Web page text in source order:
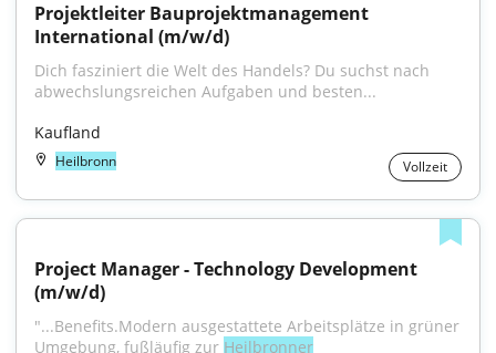
Projektleiter Bauprojektmanagement
International (m/w/d)
Dich fasziniert die Welt des Handels? Du suchst nach
abwechslungsreichen Aufgaben und besten...
Kaufland
Heilbronn Vollzeit
Project Manager - Technology Development
(m/w/d)
"...Benefits.Modern ausgestattete Arbeitsplätze in grüner
Umgebung, fußläufig zur Heilbronner